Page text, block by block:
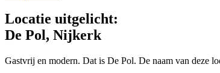
Locatie uitgelicht:
De Pol, Nijkerk
Gastvrij en modern. Dat is De Pol. De naam van deze